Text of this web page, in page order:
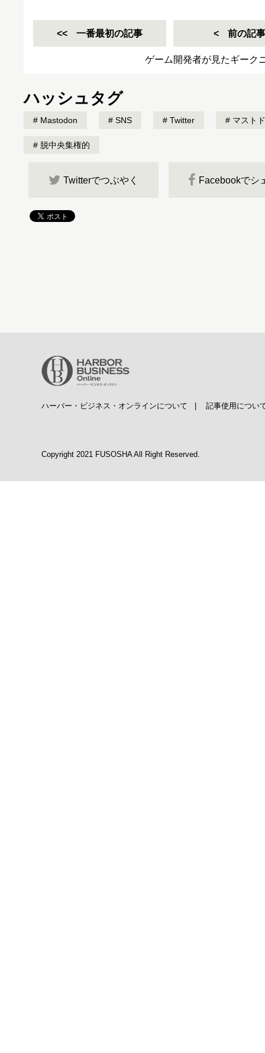
一番最初の記事 前の記事
ゲーム開発者が見たギーク
ハッシュタグ
Mastodon SNS Twitter マスト
脱中央集権的
Twitterでつぶやく Facebookでシ
ハーバー・ビジネス・オンラインについて 記事使用につい
Copyright 2021 FUSOSHA All Right Reserved.